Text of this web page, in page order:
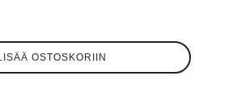
OSTOSKORIIN